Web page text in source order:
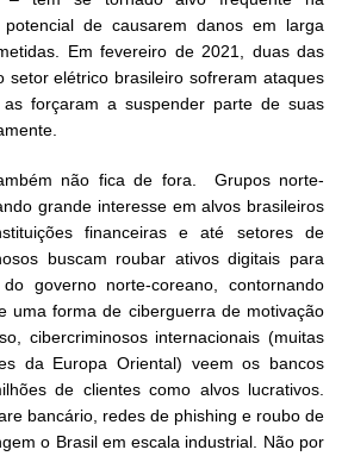
de causarem danos em larga
Em fevereiro de 2021, duas das
setor elétrico brasileiro sofreram ataques
forçaram a suspender parte de suas
não fica de fora. Grupos norte-
grande interesse em alvos brasileiros
financeiras e até setores de
buscam roubar ativos digitais para
governo norte-coreano, contornando
uma forma de ciberguerra de motivação
cibercriminosos internacionais (muitas
da Europa Oriental) veem os bancos
de clientes como alvos lucrativos.
bancário, redes de phishing e roubo de
o Brasil em escala industrial. Não por